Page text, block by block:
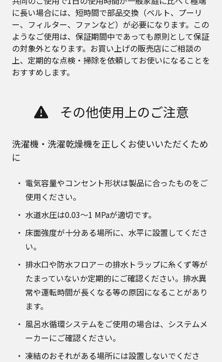
に長い場合には、短時間で部品交換（ベルト、プーリ
ー、フィルター、ファンなど）が必要になります。この
ようなご使用は、保証期間中であっても原則として保証
の対象外となります。お買い上げの販売店にご相談の
上、定期的な点検・掃除を依頼してお使いになることを
おすすめします。
その他使用上のご注意
洗濯機・洗濯乾燥機を正しくお使いいただくため
に
電気容量やコンセント形状は製品に合ったものをご
使用ください。
水道水圧は0.03～1 MPaが適切です。
床面強度が十分ある場所に、水平に設置してくださ
い。
排水口や防水フロア－の排水トラップに糸くず等が
たまっていないか定期的にご確認ください。排水異
常や運転時間が長くなる等の原因になることがあり
ます。
風呂水循環システムをご使用の場合は、システムメ
ーカーにご確認ください。
凍結のおそれがある場所には設置しないでくださ